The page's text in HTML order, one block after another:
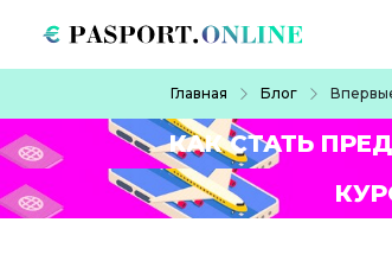
Главная Блог
КАК СТАТЬ